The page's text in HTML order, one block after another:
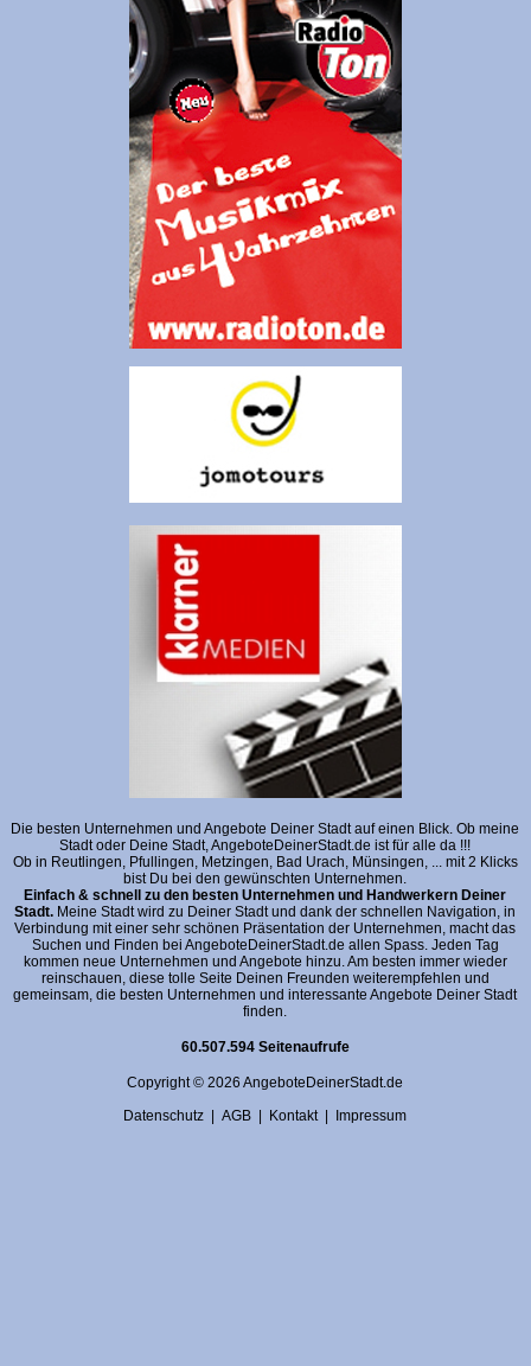
Die besten Unternehmen und Angebote Deiner Stadt auf einen Blick. Ob meine
Stadt oder Deine Stadt, AngeboteDeinerStadt.de ist für alle da !!!
Ob in Reutlingen, Pfullingen, Metzingen, Bad Urach, Münsingen, ... mit 2 Klicks
bist Du bei den gewünschten Unternehmen.
Einfach & schnell zu den besten Unternehmen und Handwerkern Deiner
Stadt. Meine Stadt wird zu Deiner Stadt und dank der schnellen Navigation, in
Verbindung mit einer sehr schönen Präsentation der Unternehmen, macht das
Suchen und Finden bei AngeboteDeinerStadt.de allen Spass. Jeden Tag
kommen neue Unternehmen und Angebote hinzu. Am besten immer wieder
reinschauen, diese tolle Seite Deinen Freunden weiterempfehlen und
gemeinsam, die besten Unternehmen und interessante Angebote Deiner Stadt
finden.
60.507.594 Seitenaufrufe
Copyright © 2026 AngeboteDeinerStadt.de
Datenschutz |AGB | Kontakt| Impressum